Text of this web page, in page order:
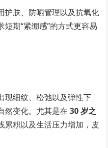
护肤、防晒管理以及抗氧化
期“紧绷感”的方式更容易
现细纹、松弛以及弹性下
然变化。尤其是在30 岁之
累积以及生活压力增加，皮